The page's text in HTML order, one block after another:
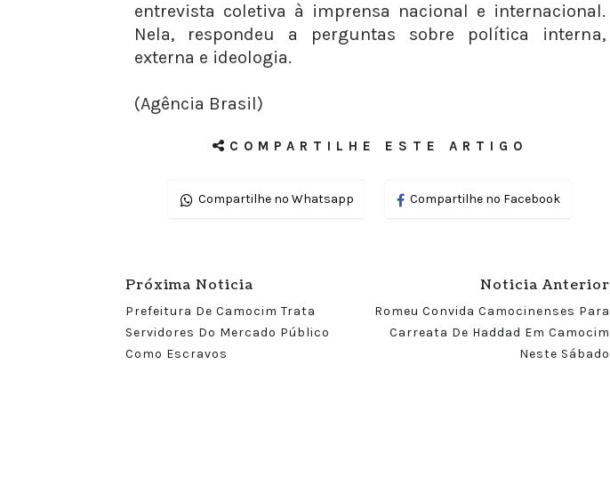
entrevista coletiva à imprensa nacional e internacional.
Nela, respondeu a perguntas sobre política interna,
externa e ideologia.
(Agência Brasil)
COMPARTILHE ESTE ARTIGO
Compartilhe no Whatsapp Compartilhe no Facebook
Próxima Noticia
Prefeitura De Camocim Trata
Servidores Do Mercado Público
Como Escravos
Noticia Anterior
Romeu Convida Camocinenses Para
Carreata De Haddad Em Camocim
Neste Sábado